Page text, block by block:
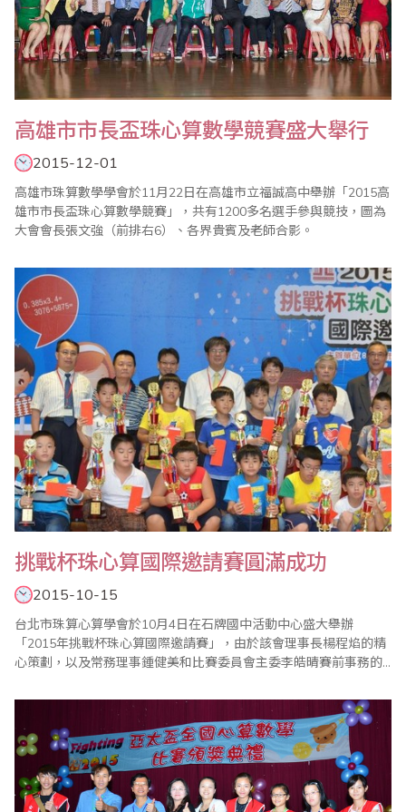
高雄市市長盃珠心算數學競賽盛大舉行
2015-12-01
高雄市珠算數學學會於11月22日在高雄市立福誠高中舉辦「2015高
雄市市長盃珠心算數學競賽」，共有1200多名選手參與競技，圖為
大會會長張文強（前排右6）、各界貴賓及老師合影。
挑戰杯珠心算國際邀請賽圓滿成功
2015-10-15
台北市珠算心算學會於10月4日在石牌國中活動中心盛大舉辦
「2015年挑戰杯珠心算國際邀請賽」，由於該會理事長楊程焰的精
心策劃，以及常務理事鍾健美和比賽委員會主委李皓晴賽前事務的
始，選手宣誓，宣誓代表蘇郁芸帶領選手宣誓恪遵比賽規則並服從
裁判長之判決。比賽中有緊張刺激的【唸心算比賽】，堪稱一大特
色，因為一般的心算比賽很少舉辦此項目，選手..